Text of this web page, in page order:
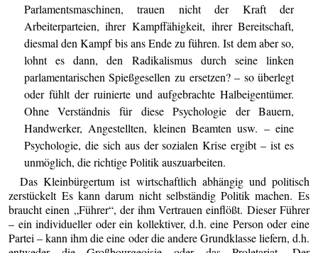
Parlamentsmaschinen, trauen nicht der Kraft der
Arbeiterparteien, ihrer Kampffähigkeit, ihrer Bereitschaft,
diesmal den Kampf bis ans Ende zu führen. Ist dem aber so,
lohnt es dann, den Radikalismus durch seine linken
parlamentarischen Spießgesellen zu ersetzen? – so überlegt
oder fühlt der ruinierte und aufgebrachte Halbeigentümer.
Ohne Verständnis für diese Psychologie der Bauern,
Handwerker, Angestellten, kleinen Beamten usw. – eine
Psychologie, die sich aus der sozialen Krise ergibt – ist es
unmöglich, die richtige Politik auszuarbeiten.
Das Kleinbürgertum ist wirtschaftlich abhängig und politisch
zerstückelt Es kann darum nicht selbständig Politik machen. Es
braucht einen „Führer“, der ihm Vertrauen einflößt. Dieser Führer
– ein individueller oder ein kollektiver, d.h. eine Person oder eine
Partei – kann ihm die eine oder die andere Grundklasse liefern, d.h.